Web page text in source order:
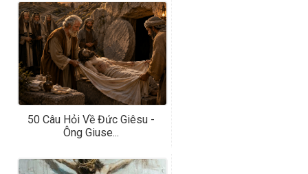
50 Câu Hỏi Về Đức Giêsu -
Ông Giuse...